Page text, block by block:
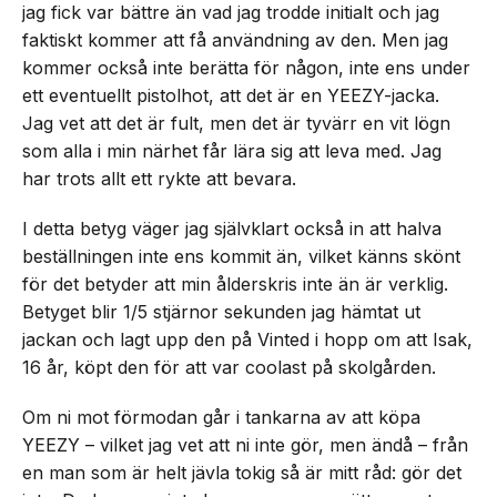
jag fick var bättre än vad jag trodde initialt och jag
faktiskt kommer att få användning av den. Men jag
kommer också inte berätta för någon, inte ens under
ett eventuellt pistolhot, att det är en YEEZY-jacka.
Jag vet att det är fult, men det är tyvärr en vit lögn
som alla i min närhet får lära sig att leva med. Jag
har trots allt ett rykte att bevara.
I detta betyg väger jag självklart också in att halva
beställningen inte ens kommit än, vilket känns skönt
för det betyder att min ålderskris inte än är verklig.
Betyget blir 1/5 stjärnor sekunden jag hämtat ut
jackan och lagt upp den på Vinted i hopp om att Isak,
16 år, köpt den för att var coolast på skolgården.
Om ni mot förmodan går i tankarna av att köpa
YEEZY – vilket jag vet att ni inte gör, men ändå – från
en man som är helt jävla tokig så är mitt råd: gör det